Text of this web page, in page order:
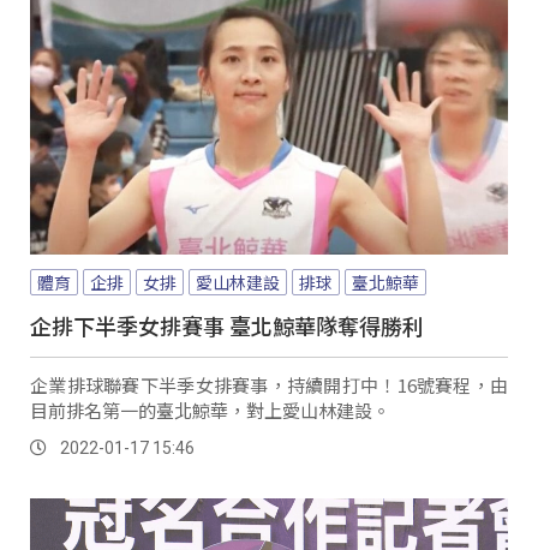
體育 企排 女排 愛山林建設 排球 臺北鯨華
企排下半季女排賽事 臺北鯨華隊奪得勝利
企業排球聯賽下半季女排賽事，持續開打中！16號賽程，由
目前排名第一的臺北鯨華，對上愛山林建設。
2022-01-17 15:46